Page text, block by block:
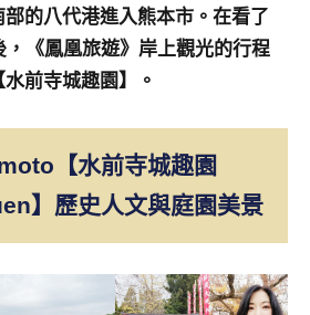
的八代港進入熊本市。在看了
《鳳凰旅遊》岸上觀光的行程
前寺城趣園】。
【水前寺城趣園
】歷史人文與庭園美景